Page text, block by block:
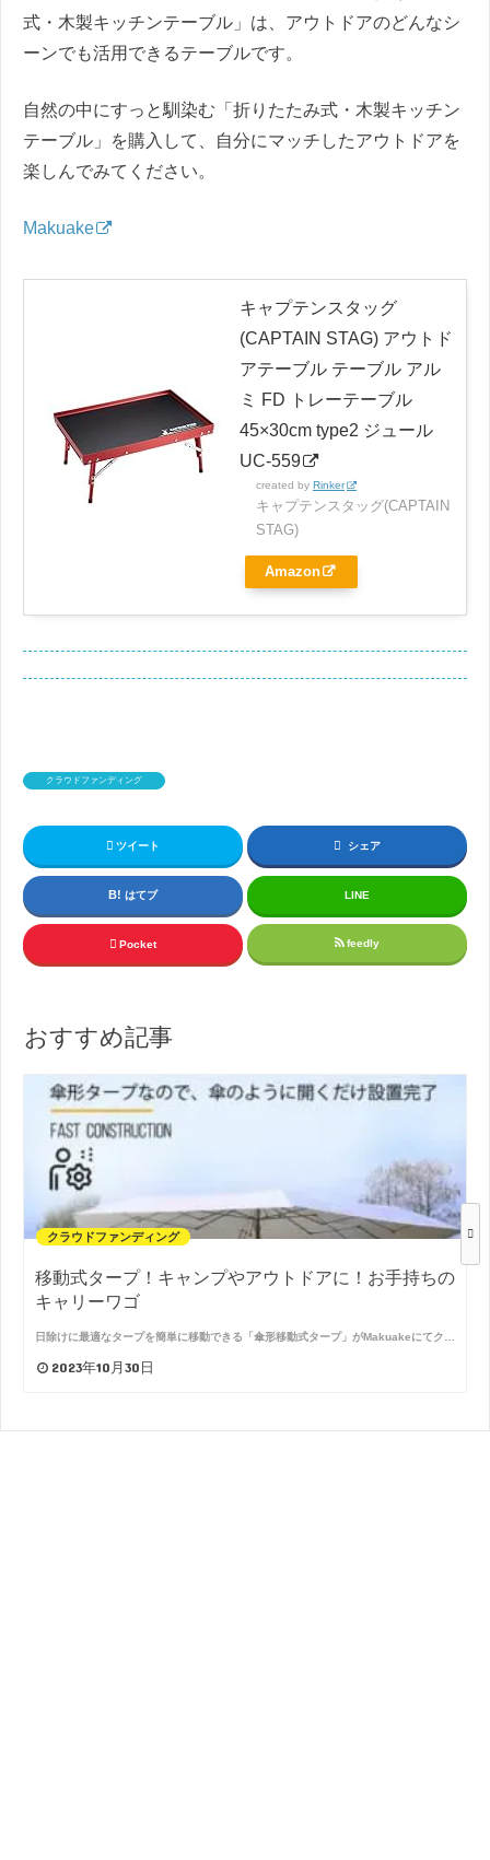
式・木製キッチンテーブル」は、アウトドアのどんなシ
ーンでも活用できるテーブルです。
自然の中にすっと馴染む「折りたたみ式・木製キッチン
テーブル」を購入して、自分にマッチしたアウトドアを
楽しんでみてください。
Makuake
キャプテンスタッグ
(CAPTAIN STAG) アウトド
アテーブル テーブル アル
ミ FD トレーテーブル
45×30cm type2 ジュール
UC-559
created by Rinker
キャプテンスタッグ(CAPTAIN
STAG)
Amazon
クラウドファンディング
ツイート シェア
はてブ LINE
Pocket feedly
おすすめ記事
クラウドファンディング
移動式タープ！キャンプやアウトドアに！お手持ちの
キャリーワゴ
日除けに最適なタープを簡単に移動できる「傘形移動式タープ」がMakuakeにてク…
2023年10月30日